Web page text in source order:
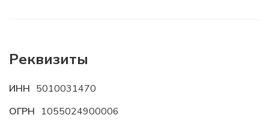
Реквизиты
ИНН 5010031470
ОГРН 1055024900006